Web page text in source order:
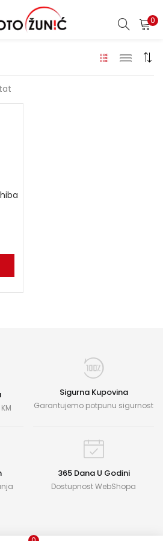
0
Sigurna Kupovina
Garantujemo potpunu sigurnost
365 Dana U Godini
Dostupnost WebShopa